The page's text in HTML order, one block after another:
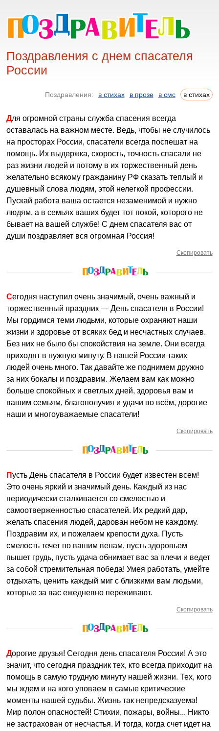
Поздравления с днем спасателя
России
Поздравления: в стихах в прозе в смс в стихах
Для огромной страны служба спасения всегда
оставалась на важном месте. Ведь, чтобы не случилось
на просторах России, спасатели всегда поспешат на
помощь. Их выдержка, скорость, точность спасали не
раз жизни людей и потому в их торжественный день
желательно всякому гражданину РФ сказать теплый и
душевный слова людям, этой нелегкой профессии.
Пускай работа ваша остается незаменимой и нужно
людям, а в семьях ваших будет тот покой, которого не
бывает на вашей службе! С днем спасателя вас от
души поздравляет вся огромная Россия!
Скопировать
Сегодня наступил очень значимый, очень важный и
торжественный праздник — День спасателя в России!
Мы гордимся теми людьми, которые охраняют наши
жизни и здоровье от всяких бед и несчастных случаев.
Без них не было бы спокойствия на земле. Они всегда
приходят в нужную минуту. В нашей России таких
людей очень много. Так давайте же поднимем дружно
за них бокалы и поздравим. Желаем вам как можно
больше спокойных и светлых дней, здоровья вам и
вашим семьям, благополучия и удачи во всём, дорогие
наши и многоуважаемые спасатели!
Скопировать
Пусть День спасателя в России будет известен всем!
Это очень яркий и значимый день. Каждый из нас
периодически сталкивается со смелостью и
самоотверженностью спасателей. Их редкий дар,
желать спасения людей, дарован небом не каждому.
Поздравим их, и пожелаем крепости духа. Пусть
смелость течет по вашим венам, пусть здоровьем
пышет грудь, пусть удача обнимает вас за плечи и ведет
за собой стремительная победа! Умея работать, умейте
отдыхать, ценить каждый миг с близкими вам людьми,
которые за вас ежедневно переживают.
Скопировать
Дорогие друзья! Сегодня день спасателя России! А это
значит, что сегодня праздник тех, кто всегда приходит на
помощь в самую трудную минуту нашей жизни. Тех, кого
мы ждем и на кого уповаем в самые критические
моменты нашей судьбы. Жизнь так непредсказуема!
Мир полон опасностей! Стихии, пожары, войны... Никто
не застрахован от несчастья. И тогда, когда счет идет на